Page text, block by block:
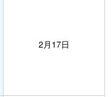
2月17日